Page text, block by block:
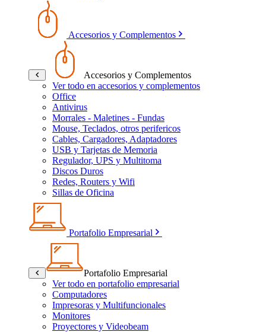
Accesorios y Complementos
Accesorios y Complementos
Ver todo en accesorios y complementos
Office
Antivirus
Morrales - Maletines - Fundas
Mouse, Teclados, otros perifericos
Cables, Cargadores, Adaptadores
USB y Tarjetas de Memoria
Regulador, UPS y Multitoma
Discos Duros
Redes, Routers y Wifi
Sillas de Oficina
Portafolio Empresarial
Portafolio Empresarial
Ver todo en portafolio empresarial
Computadores
Impresoras y Multifuncionales
Monitores
Proyectores y Videobeam